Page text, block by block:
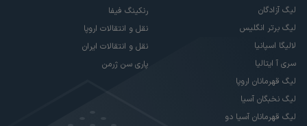
لیگ آزادگان
لیگ برتر انگلیس
لالیگا اسپانیا
سری آ ایتالیا
لیگ قهرمانان اروپا
لیگ نخبگان آسیا
لیگ قهرمانان آسیا دو
رنکینگ فیفا
نقل و انتقالات اروپا
نقل و انتقالات ایران
پاری سن ژرمن